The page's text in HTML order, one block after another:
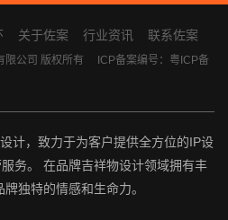
关于佐案 行业资讯 联系佐案
限公司 版权所有
ICP备案编号：粤ICP备
计，致力于为客户提供全方位的IP设
务。 在品牌吉祥物设计领域拥有丰
独特的情感和生命力。